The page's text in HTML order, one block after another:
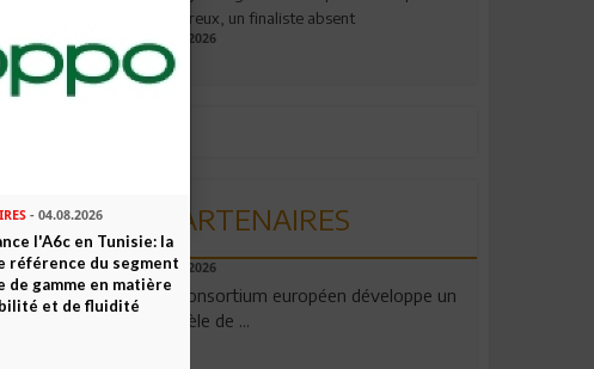
valeureux, un finaliste absent
19.07.2026
PARTENAIRES
06.08.2026
Un consortium européen développe un
modèle de ...
- 04.08.2026
l'A6c en Tunisie: la
référence du segment
de gamme en matière
et de fluidité